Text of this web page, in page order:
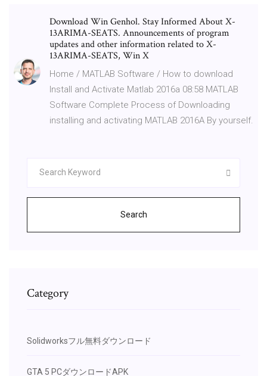
Download Win Genhol. Stay Informed About X-
13ARIMA-SEATS. Announcements of program
updates and other information related to X-
13ARIMA-SEATS, Win X
Home / MATLAB Software / How to download
Install and Activate Matlab 2016a 08:58 MATLAB
Software Complete Process of Downloading
installing and activating MATLAB 2016A By yourself.
Search
Category
Solidworksフル無料ダウンロード
GTA 5 PCダウンロードAPK